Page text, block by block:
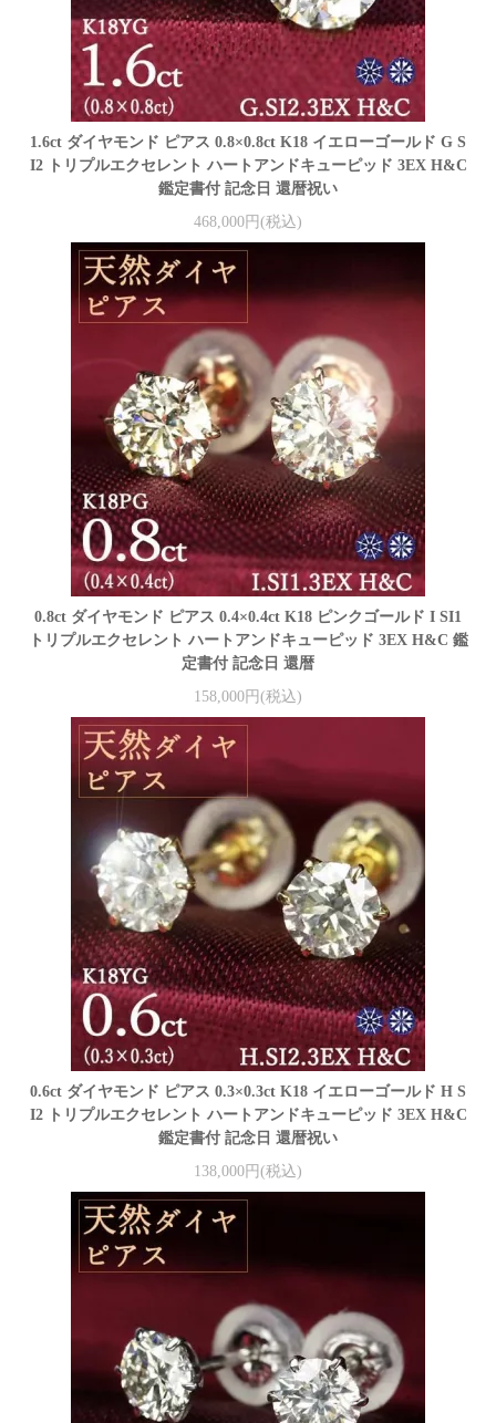
1.6ct ダイヤモンド ピアス 0.8×0.8ct K18 イエローゴールド G S
I2 トリプルエクセレント ハートアンドキューピッド 3EX H&C
鑑定書付 記念日 還暦祝い
468,000円(税込)
0.8ct ダイヤモンド ピアス 0.4×0.4ct K18 ピンクゴールド I SI1
トリプルエクセレント ハートアンドキューピッド 3EX H&C 鑑
定書付 記念日 還暦
158,000円(税込)
0.6ct ダイヤモンド ピアス 0.3×0.3ct K18 イエローゴールド H S
I2 トリプルエクセレント ハートアンドキューピッド 3EX H&C
鑑定書付 記念日 還暦祝い
138,000円(税込)